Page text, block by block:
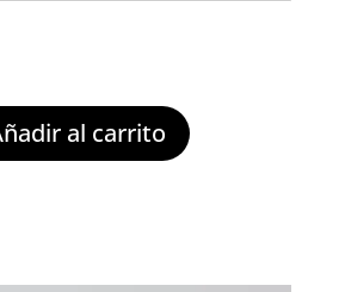
al carrito